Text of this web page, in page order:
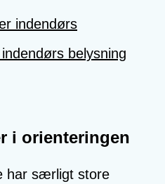
indendørs
belysning
i orienteringen
har særligt store